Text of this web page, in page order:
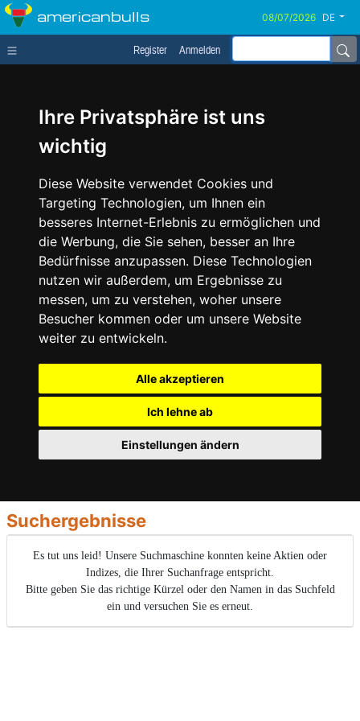
Ihre Privatsphäre ist uns
wichtig
Diese Website verwendet Cookies und
Targeting Technologien, um Ihnen ein
besseres Internet-Erlebnis zu ermöglichen und
die Werbung, die Sie sehen, besser an Ihre
Bedürfnisse anzupassen. Diese Technologien
nutzen wir außerdem, um Ergebnisse zu
messen, um zu verstehen, woher unsere
Besucher kommen oder um unsere Website
weiter zu entwickeln.
Alle akzeptieren
Ich lehne ab
Einstellungen ändern
americanbulls DE
Register Anmelden
Suchergebnisse
Es tut uns leid! Unsere Suchmaschine konnten keine Aktien oder
Indizes, die Ihrer Suchanfrage entspricht.
Bitte geben Sie das richtige Kürzel oder den Namen in das Suchfeld
ein und versuchen Sie es erneut.